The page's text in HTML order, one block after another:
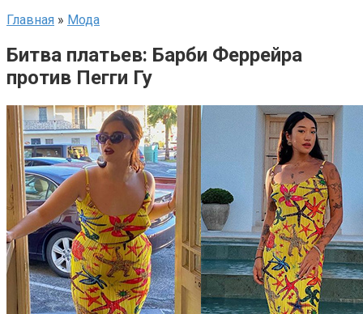
Главная » Мода
Битва платьев: Барби Феррейра
против Пегги Гу